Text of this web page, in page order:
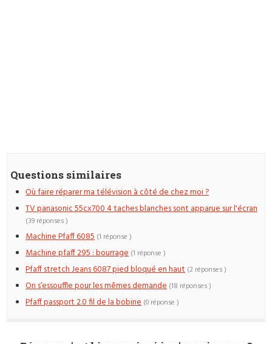
Questions similaires
Où faire réparer ma télévision à côté de chez moi ?
TV panasonic 55cx700 4 taches blanches sont apparue sur l'écran
(39 réponses )
Machine Pfaff 6085 (1 réponse )
Machine pfaff 295 : bourrage (1 réponse )
Pfaff stretch Jeans 6087 pied bloqué en haut (2 réponses )
On s’essouffle pour les mêmes demande (18 réponses )
Pfaff passport 2.0 fil de la bobine (0 réponse )